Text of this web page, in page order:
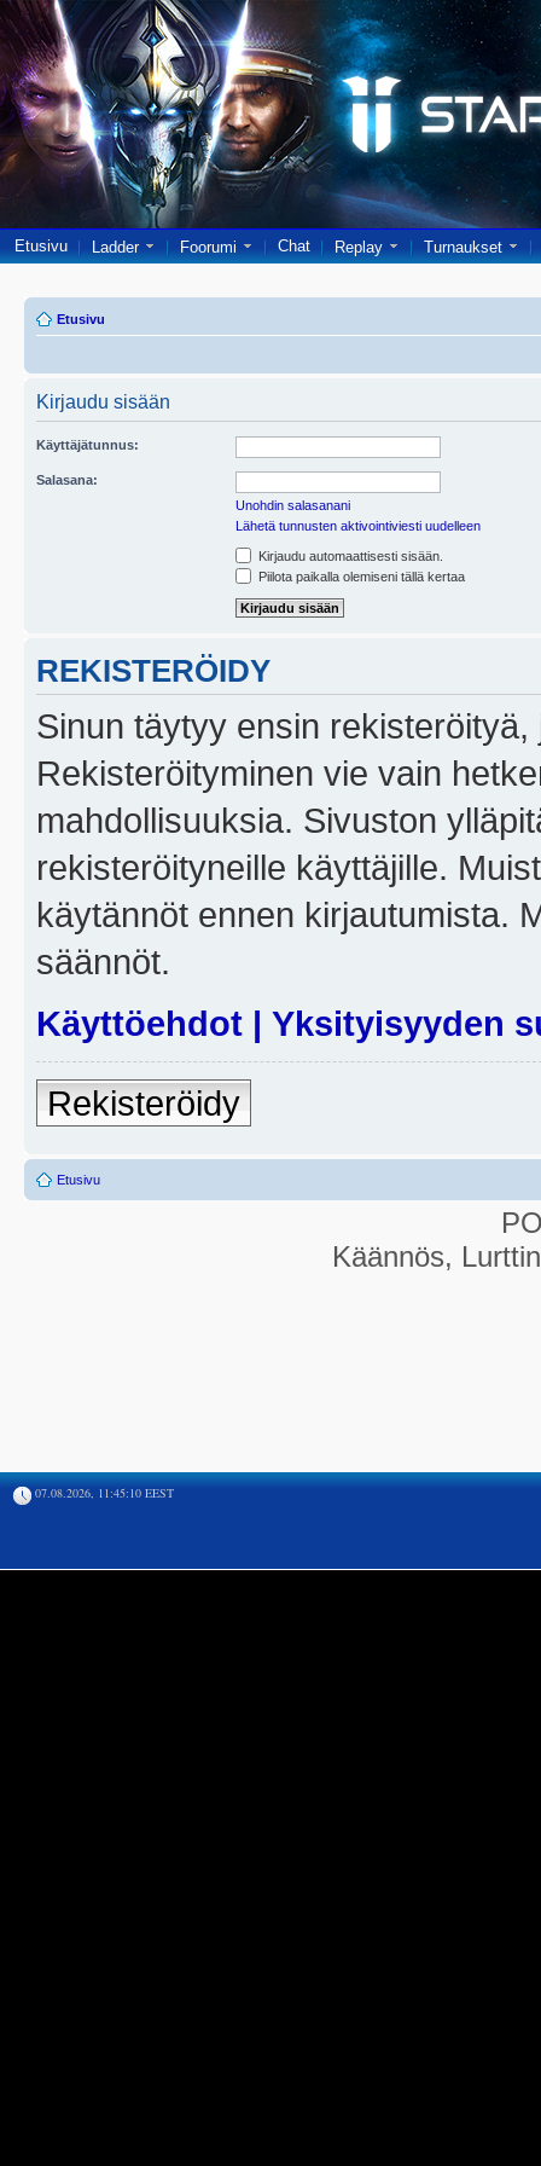
Etusivu Ladder Foorumi Chat Replay Turnaukset
Etusivu
Kirjaudu sisään
Käyttäjätunnus:
Salasana:
Unohdin salasanani
Lähetä tunnusten aktivointiviesti uudelleen
Kirjaudu automaattisesti sisään.
Piilota paikalla olemiseni tällä kertaa
REKISTERÖIDY
Sinun täytyy ensin
Rekisteröityminen vie vain
mahdollisuuksia. Sivuston
rekisteröityneille käyttäjille.
käytännöt ennen kirjautumista.
säännöt.
Käyttöehdot | Yksityisyyden
Rekisteröidy
Etusivu
Käännös,
07.08.2026, 11:45:10 EEST